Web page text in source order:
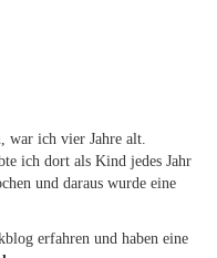
war ich vier Jahre alt.
ich dort als Kind jedes Jahr
und daraus wurde eine
erfahren und haben eine